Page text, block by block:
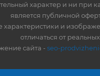
характер и ни при
является публичной
характеристики и
отличаться от реальных.
сайта - seo-